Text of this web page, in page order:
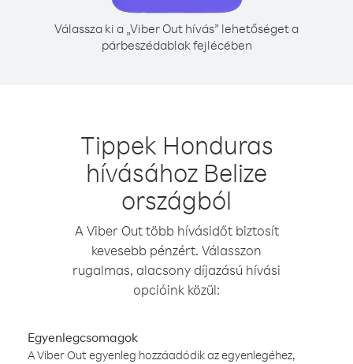
Válassza ki a „Viber Out hívás” lehetőséget a
párbeszédablak fejlécében
Tippek Honduras
hívásához Belize
országból
A Viber Out több hívásidőt biztosít
kevesebb pénzért. Válasszon
rugalmas, alacsony díjazású hívási
opcióink közül:
Egyenlegcsomagok
A Viber Out egyenleg hozzáadódik az egyenlegéhez,